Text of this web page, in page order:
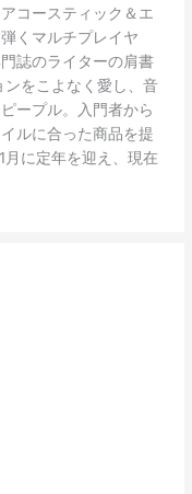
コースティック＆エ
くマルチプレイヤ
誌のライターの肩書
をこよなく愛し、音
ープル。入門者から
ルに合った商品を提
に定年を迎え、現在